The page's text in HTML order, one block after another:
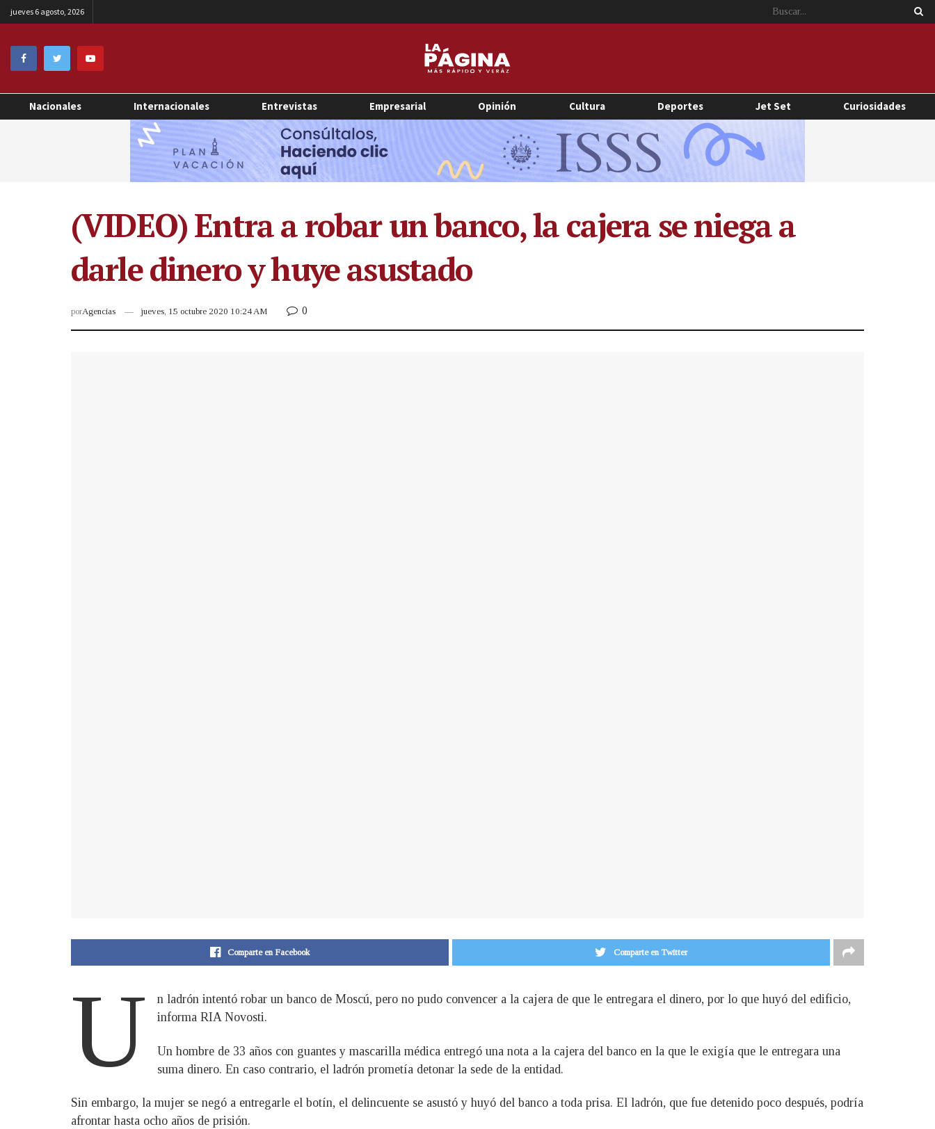
jueves 6 agosto, 2026
Nacionales Internacionales Entrevistas Empresarial Opinión Cultura Deportes Jet Set Curiosidades
(VIDEO) Entra a robar un banco, la cajera se niega a
darle dinero y huye asustado
porAgencias jueves, 15 octubre 2020 10:24 AM 0
Comparte en Facebook Comparte en Twitter
U
n ladrón intentó robar un banco de Moscú, pero no pudo convencer a la cajera de que le entregara el dinero, por lo que huyó del edificio,
informa RIA Novosti.
Un hombre de 33 años con guantes y mascarilla médica entregó una nota a la cajera del banco en la que le exigía que le entregara una
suma dinero. En caso contrario, el ladrón prometía detonar la sede de la entidad.
Sin embargo, la mujer se negó a entregarle el botín, el delincuente se asustó y huyó del banco a toda prisa. El ladrón, que fue detenido poco después, podría
afrontar hasta ocho años de prisión.